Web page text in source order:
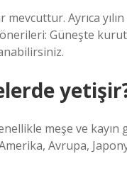
Ayrıca
Güneşte
meşe ve kayın
Avrupa,